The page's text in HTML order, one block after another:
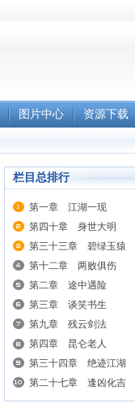
图片中心 资源下载
栏目总排行
第一章 江湖一现
第四十章 身世大明
第三十三章 碧绿玉猿
第十二章 两败俱伤
第二章 途中遇险
第三章 谈笑书生
第九章 残云剑法
第四章 昆仑老人
第三十四章 绝迹江湖
第二十七章 逢凶化吉